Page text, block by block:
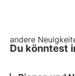
andere
Du könntest